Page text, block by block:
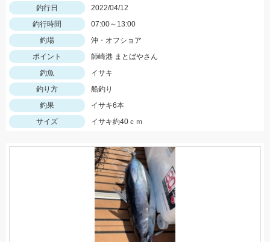
釣行日
2022/04/12
釣行時間
07:00～13:00
釣場
沖・オフショア
ポイント
師崎港 まとばやさん
釣魚
イサキ
釣り方
船釣り
釣果
イサキ6本
サイズ
イサキ約40ｃｍ